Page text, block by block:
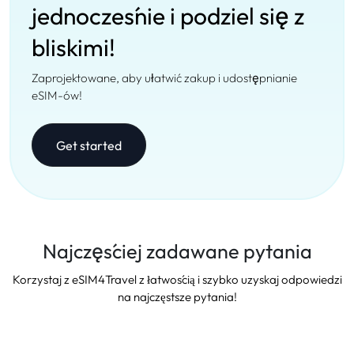
jednocześnie i podziel się z
bliskimi!
Zaprojektowane, aby ułatwić zakup i udostępnianie
eSIM-ów!
Get started
Najczęściej zadawane pytania
Korzystaj z eSIM4Travel z łatwością i szybko uzyskaj odpowiedzi
na najczęstsze pytania!